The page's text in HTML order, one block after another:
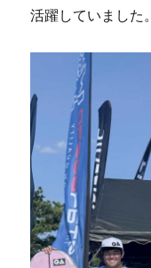
活躍していました。